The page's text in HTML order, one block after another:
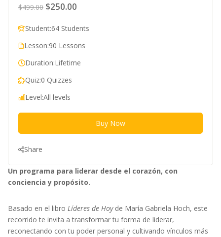
Un programa para liderar desde el corazón, con
conciencia y propósito.
Basado en el libro Líderes de Hoyde María Gabriela Hoch, este
recorrido te invita a transformar tu forma de liderar,
reconectando con tu poder personal y cultivando vínculos más
$499.00 $250.00
Student:64 Students
Lesson:90 Lessons
Duration:Lifetime
Quiz:0 Quizzes
Level:All levels
Buy Now
Share